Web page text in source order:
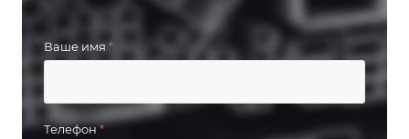
Ваше имя *
Телефон*